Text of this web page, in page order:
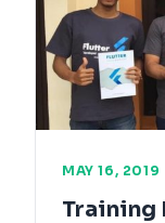
MAY 16, 2019
Training